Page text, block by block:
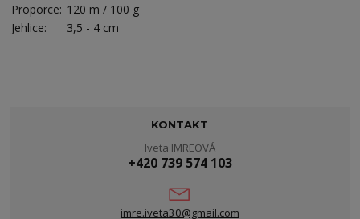
Proporce: 120 m / 100 g
Jehlice:
3,5 - 4 cm
KONTAKT
Iveta IMREOVÁ
+420 739 574 103
imre.iveta30@gmail.com